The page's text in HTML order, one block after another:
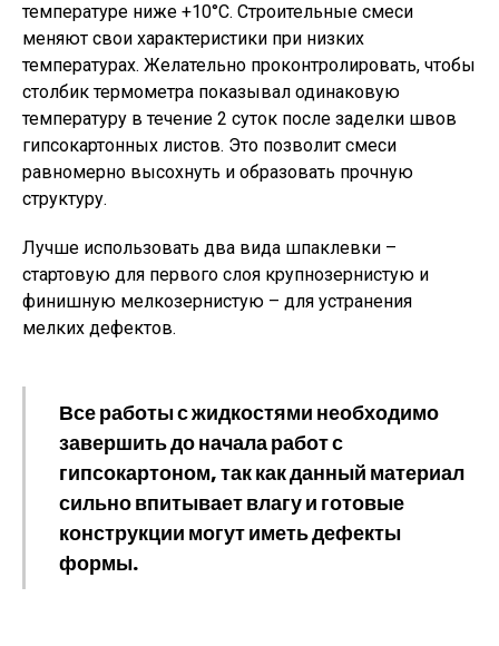
температуре ниже +10°С. Строительные смеси
меняют свои характеристики при низких
температурах. Желательно проконтролировать, чтобы
столбик термометра показывал одинаковую
температуру в течение 2 суток после заделки швов
гипсокартонных листов. Это позволит смеси
равномерно высохнуть и образовать прочную
структуру.
Лучше использовать два вида шпаклевки –
стартовую для первого слоя крупнозернистую и
финишную мелкозернистую – для устранения
мелких дефектов.
Все работы с жидкостями необходимо
завершить до начала работ с
гипсокартоном, так как данный материал
сильно впитывает влагу и готовые
конструкции могут иметь дефекты
формы.